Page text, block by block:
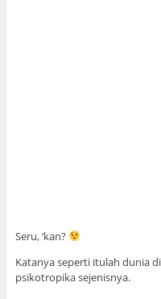
Seru, ‘kan?
Katanya seperti itulah dunia
psikotropika sejenisnya.